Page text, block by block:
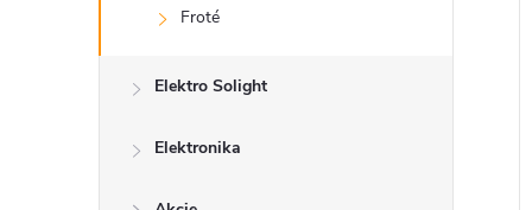
Froté
Elektro Solight
Elektronika